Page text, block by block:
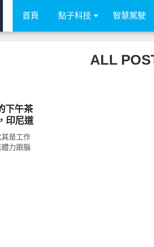
首頁 點子科技 智慧駕駛
ALL
下午茶
印尼道
是工作
力跟腦